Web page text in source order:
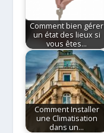
Comment bien gérer
un état des lieux si
vous êtes…
Comment Installer
une Climatisation
dans un…